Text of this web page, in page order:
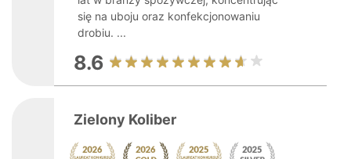
się na uboju oraz konfekcjonowaniu
drobiu. ...
8.6
Zielony Koliber